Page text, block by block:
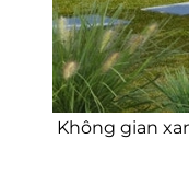
Không gian